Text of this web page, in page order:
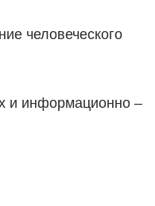
человеческого
и информационно –